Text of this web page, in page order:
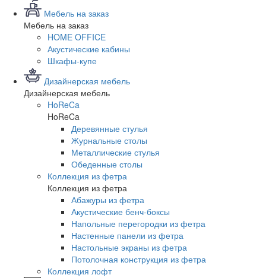
Мебель на заказ
Мебель на заказ
HOME OFFICE
Акустические кабины
Шкафы-купе
Дизайнерская мебель
Дизайнерская мебель
HoReCa
HoReCa
Деревянные стулья
Журнальные столы
Металлические стулья
Обеденные столы
Коллекция из фетра
Коллекция из фетра
Абажуры из фетра
Акустические бенч-боксы
Напольные перегородки из фетра
Настенные панели из фетра
Настольные экраны из фетра
Потолочная конструкция из фетра
Коллекция лофт